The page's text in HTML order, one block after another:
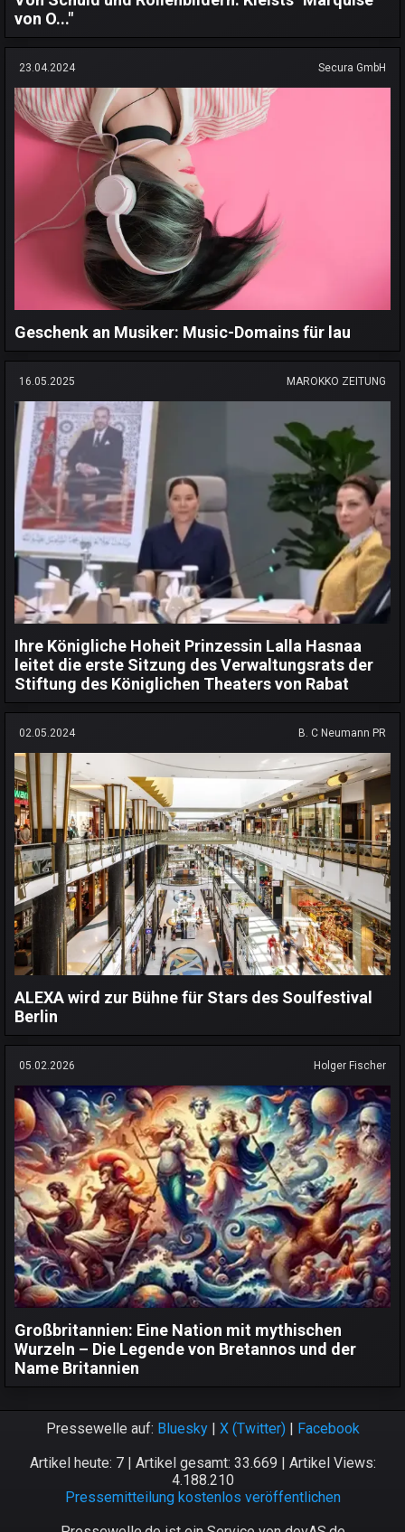
von O..."
23.04.2024 Secura GmbH
Geschenk an Musiker: Music-Domains für lau
16.05.2025 MAROKKO ZEITUNG
Ihre Königliche Hoheit Prinzessin Lalla Hasnaa
leitet die erste Sitzung des Verwaltungsrats der
Stiftung des Königlichen Theaters von Rabat
02.05.2024 B. C Neumann PR
ALEXA wird zur Bühne für Stars des Soulfestival
Berlin
05.02.2026 Holger Fischer
Großbritannien: Eine Nation mit mythischen
Wurzeln – Die Legende von Bretannos und der
Name Britannien
Pressewelle auf: Bluesky| X (Twitter)| Facebook
Artikel heute: 7 | Artikel gesamt: 33.669 | Artikel Views:
4.188.210
Pressemitteilung kostenlos veröffentlichen